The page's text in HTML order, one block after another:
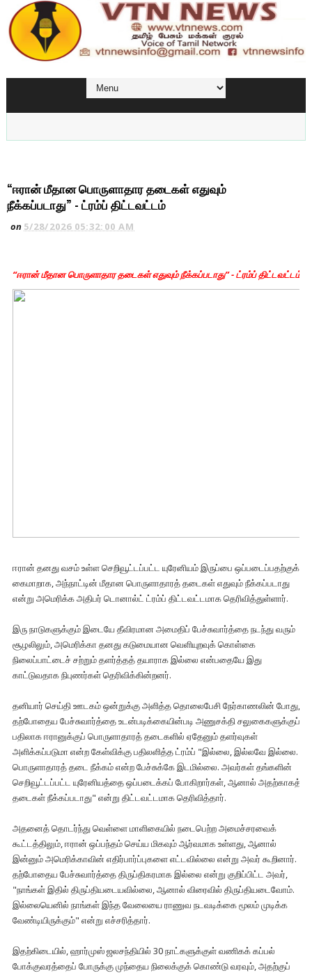
“ஈரான் மீதான பொருளாதார தடைகள் எதுவும்
நீக்கப்படாது” - ட்ரம்ப் திட்டவட்டம்
on 5/28/2026 05:32:00 AM
“ஈரான் மீதான பொருளாதார தடைகள் எதுவும் நீக்கப்படாது” - ட்ரம்ப் திட்டவட்டம்
ஈரான் தனது வசம் உள்ள செறிவூட்டப்பட்ட யுரேனியம் இருப்பை ஒப்படைப்பதற்குக்
கைமாறாக, அந்நாட்டின் மீதான பொருளாதாரத் தடைகள் எதுவும் நீக்கப்படாது
என்று அமெரிக்க அதிபர் டொனால்ட் ட்ரம்ப் திட்டவட்டமாக தெரிவித்துள்ளார்.
இரு நாடுகளுக்கும் இடையே தீவிரமான அமைதிப் பேச்சுவார்த்தை நடந்து வரும்
சூழலிலும், அமெரிக்கா தனது கடுமையான வெளியுறவுக் கொள்கை
நிலைப்பாட்டைச் சற்றும் தளர்த்தத் தயாராக இல்லை என்பதையே இது
காட்டுவதாக நிபுணர்கள் தெரிவிக்கின்றனர்.
தனியார் செய்தி ஊடகம் ஒன்றுக்கு அளித்த தொலைபேசி நேர்காணலின் போது,
தற்போதைய பேச்சுவார்த்தை உடன்படிக்கையின்படி அணுசக்தி சலுகைகளுக்குப்
பதிலாக ஈரானுக்குப் பொருளாதாரத் தடைகளில் ஏதேனும் தளர்வுகள்
அளிக்கப்படுமா என்ற கேள்விக்கு பதிலளித்த ட்ரம்ப் "இல்லை, இல்லவே இல்லை.
பொருளாதாரத் தடை நீக்கம் என்ற பேச்சுக்கே இடமில்லை. அவர்கள் தங்களின்
செறிவூட்டப்பட்ட யுரேனியத்தை ஒப்படைக்கப் போகிறார்கள், ஆனால் அதற்காகத்
தடைகள் நீக்கப்படாது" என்று திட்டவட்டமாக தெரிவித்தார்.
அதனைத் தொடர்ந்து வெள்ளை மாளிகையில் நடைபெற்ற அமைச்சரவைக்
கூட்டத்திலும், ஈரான் ஒப்பந்தம் செய்ய மிகவும் ஆர்வமாக உள்ளது, ஆனால்
இன்னும் அமெரிக்காவின் எதிர்பார்ப்புகளை எட்டவில்லை என்று அவர் கூறினார்.
தற்போதைய பேச்சுவார்த்தை திருப்திகரமாக இல்லை என்று குறிப்பிட்ட அவர்,
"நாங்கள் இதில் திருப்தியடையவில்லை, ஆனால் விரைவில் திருப்தியடைவோம்.
இல்லையெனில் நாங்கள் இந்த வேலையை ராணுவ நடவடிக்கை மூலம் முடிக்க
வேண்டியிருக்கும்" என்று எச்சரித்தார்.
இதற்கிடையில், ஹார்முஸ் ஜலசந்தியில் 30 நாட்களுக்குள் வணிகக் கப்பல்
போக்குவரத்தைப் போருக்கு முந்தைய நிலைக்குக் கொண்டு வரவும், அதற்குப்